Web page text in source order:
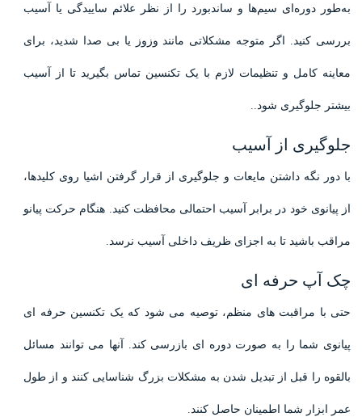
به‌طور دوره‌ای سیم‌ها و ساندبورد را از نظر علائم ساییدگی یا آسیب
بررسی کنید. اگر متوجه مشکلاتی مانند وزوز یا بی صدا شدید، برای
معاینه کامل و تنظیمات لازم با یک تکنسین تماس بگیرید تا از آسیب
بیشتر جلوگیری شود..
جلوگیری از آسیب
با دور نگه داشتن مایعات و جلوگیری از قرار گرفتن اشیا روی کلیدها،
از پیانوی خود در برابر آسیب احتمالی محافظت کنید. هنگام حرکت پیانو
مراقب باشید تا به اجزای ظریف داخلی آسیب نرسد.
چک آپ حرفه ای
حتی با مراقبت های منظم، توصیه می شود که یک تکنسین حرفه ای
پیانوی شما را به صورت دوره ای بازرسی کند. آنها می توانند مسائل
بالقوه را قبل از تبدیل شدن به مشکلات بزرگ شناسایی کنند و از طول
عمر ابزار شما اطمینان حاصل کنند.